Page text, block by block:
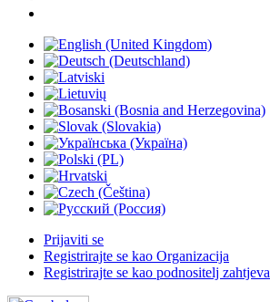
Prijaviti se
Registrirajte se kao Organizacija
Registrirajte se kao podnositelj zahtjeva